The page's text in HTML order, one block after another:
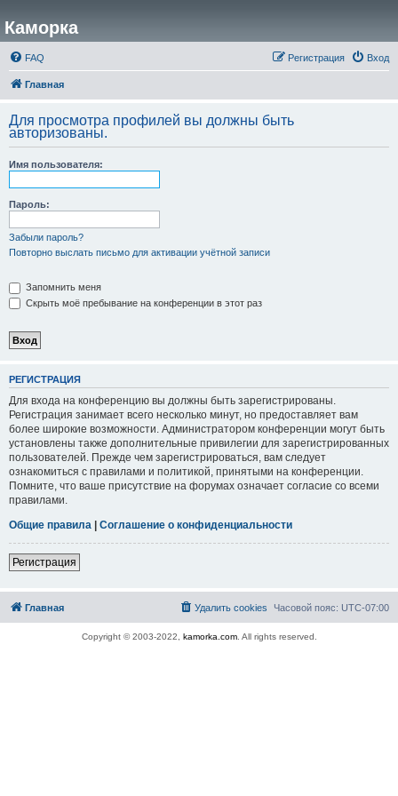
Каморка
FAQ Вход
Регистрация
Главная
Для просмотра профилей вы должны быть
авторизованы.
Имя пользователя:
Пароль:
Забыли пароль?
Повторно выслать письмо для активации учётной записи
Запомнить меня
Скрыть моё пребывание на конференции в этот раз
РЕГИСТРАЦИЯ
Для входа на конференцию вы должны быть зарегистрированы.
Регистрация занимает всего несколько минут, но предоставляет вам
более широкие возможности. Администратором конференции могут быть
установлены также дополнительные привилегии для зарегистрированных
пользователей. Прежде чем зарегистрироваться, вам следует
ознакомиться с правилами и политикой, принятыми на конференции.
Помните, что ваше присутствие на форумах означает согласие со всеми
правилами.
Общие правила | Соглашение о конфиденциальности
Регистрация
Главная Часовой пояс: UTC-07:00
Удалить cookies
Copyright © 2003-2022, kamorka.com. All rights reserved.